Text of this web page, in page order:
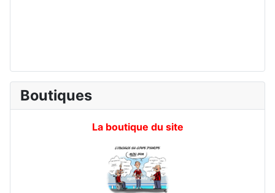
Boutiques
La boutique du site